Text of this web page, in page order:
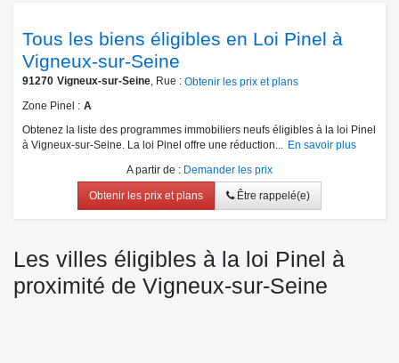
Tous les biens éligibles en Loi Pinel à
Vigneux-sur-Seine
91270 Vigneux-sur-Seine , Rue : Obtenir les prix et plans
Zone Pinel
A
Obtenez la liste des programmes immobiliers neufs éligibles à la loi Pinel
à Vigneux-sur-Seine. La loi Pinel offre une réduction...
En savoir plus
A partir de : Demander les prix
Obtenir les prix et plans Être rappelé(e)
Les villes éligibles à la loi Pinel à
proximité de Vigneux-sur-Seine